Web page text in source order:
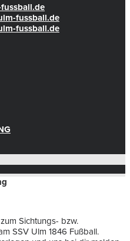
fussball.de
fussball.de
Sichtungs- bzw.
SSV Ulm 1846 Fußball.